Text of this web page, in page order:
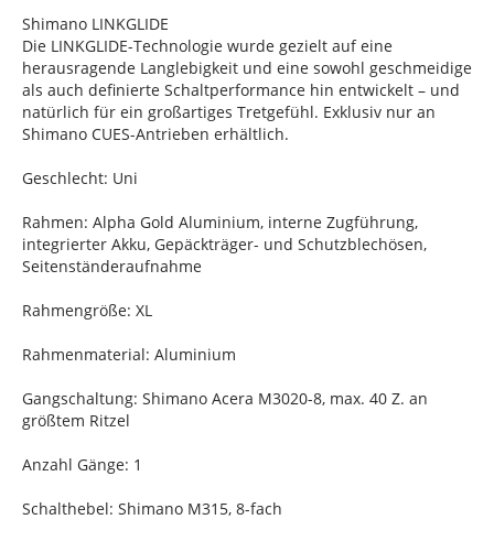
Shimano LINKGLIDE
Die LINKGLIDE-Technologie wurde gezielt auf eine
herausragende Langlebigkeit und eine sowohl geschmeidige
als auch definierte Schaltperformance hin entwickelt – und
natürlich für ein großartiges Tretgefühl. Exklusiv nur an
Shimano CUES-Antrieben erhältlich.
Geschlecht: Uni
Rahmen: Alpha Gold Aluminium, interne Zugführung,
integrierter Akku, Gepäckträger- und Schutzblechösen,
Seitenständeraufnahme
Rahmengröße: XL
Rahmenmaterial: Aluminium
Gangschaltung: Shimano Acera M3020-8, max. 40 Z. an
größtem Ritzel
Anzahl Gänge: 1
Schalthebel: Shimano M315, 8-fach